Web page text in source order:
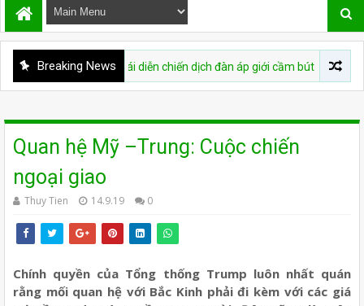
Breaking News
bị cáo buộc tái diễn chiến dịch đàn áp giới cầm bút sau vụ bắt giữ tác
Quan hệ Mỹ –Trung: Cuộc chiến
ngoại giao
Thuy Tien 14.9.19 0
Chính quyền của Tổng thống Trump luôn nhất quán
rằng mối quan hệ với Bắc Kinh phải đi kèm với các giá